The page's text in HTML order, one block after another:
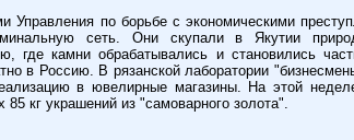
Управления по борьбе с экономическими
сеть. Они скупали в Якутии
где камни обрабатывались и становились
в Россию. В рязанской лаборатории
в ювелирные магазины. На этой
85 кг украшений из "самоварного золота".